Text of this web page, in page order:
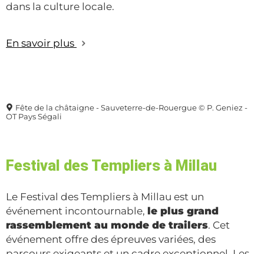
Fête de la châtaigne - Sauveterre-de-Rouergue © P. Geniez -
OT Pays Ségali
dans la culture locale.
En savoir plus
Festival des Templiers à Millau
Le Festival des Templiers à Millau est un
événement incontournable, le plus grand
rassemblement au monde de trailers. Cet
événement offre des épreuves variées, des